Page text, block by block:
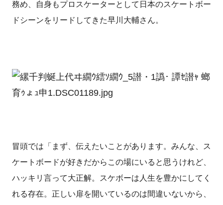
務め、自身もプロスケーターとして日本のスケートボー
ドシーンをリードしてきた早川大輔さん。
冒頭では「まず、伝えたいことがあります。みんな、ス
ケートボードが好きだからこの場にいると思うけれど、
ハッキリ言って大正解。スケボーは人生を豊かにしてく
れる存在。正しい扉を開いているのは間違いないから、